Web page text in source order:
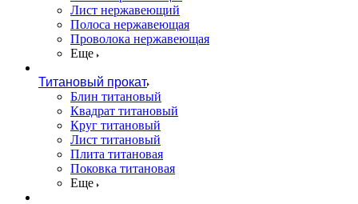
Лист нержавеющий
Полоса нержавеющая
Проволока нержавеющая
Еще
Титановый прокат
Блин титановый
Квадрат титановый
Круг титановый
Лист титановый
Плита титановая
Поковка титановая
Еще